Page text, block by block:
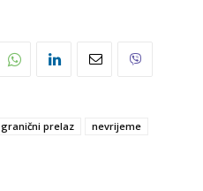
granični prelaz
nevrijeme